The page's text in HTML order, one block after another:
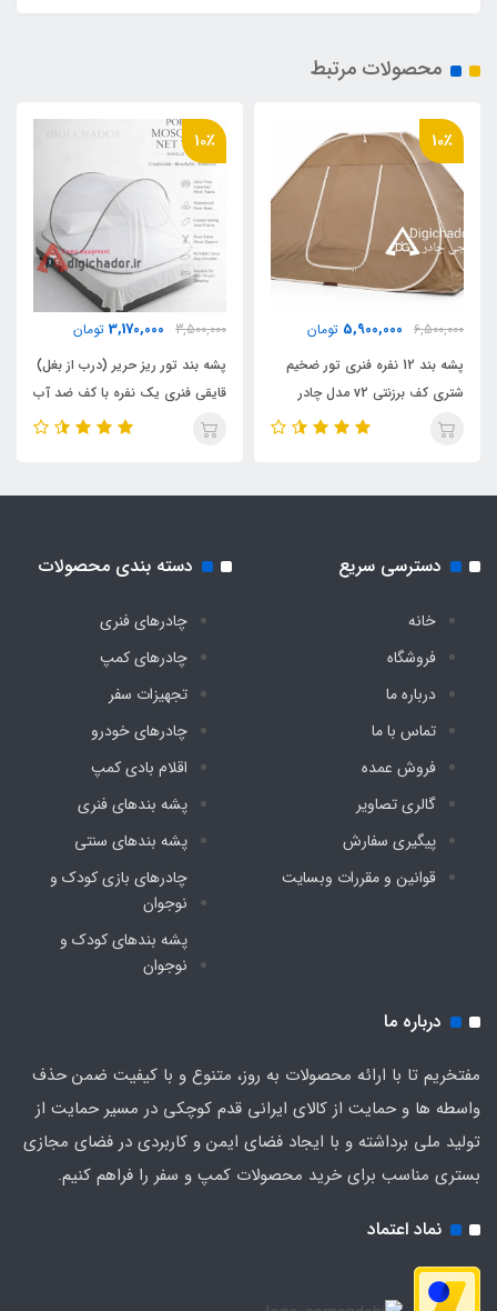
2 نفر
اقلام همراه
کیف حمل مخصوص
محصولات مرتبط
10٪
6,500,000
5,900,000 تومان
پشه‌ بند 12 نفره فنری تور ضخیم
شتری کف برزنتی v2 مدل چادر
مسافرتی
10٪
3,500,000
3,170,000 تومان
پشه‌ بند تور ریز حریر (درب از بغل)
قایقی فنری یک نفره با کف ضد آب
صادراتی دیجی چادر
نماد اعتماد
دسترسی سریع
خانه
فروشگاه
درباره ما
تماس با ما
فروش عمده
گالری تصاویر
پیگیری سفارش
قوانین و مقررات وبسایت
دسته بندی محصولات
چادرهای فنری
چادرهای کمپ
تجهیزات سفر
چادرهای خودرو
اقلام بادی کمپ
پشه‌ بندهای فنری
پشه‌ بندهای سنتی
چادرهای بازی کودک و
نوجوان
پشه‌ بندهای کودک و
نوجوان
درباره ما
مفتخریم تا با ارائه محصولات به روز، متنوع و با کیفیت ضمن حذف
واسطه ها و حمایت از کالای ایرانی قدم کوچکی در مسیر حمایت از
تولید ملی برداشته و با ایجاد فضای ایمن و کاربردی در فضای مجازی
بستری مناسب برای خرید محصولات کمپ و سفر را فراهم کنیم.